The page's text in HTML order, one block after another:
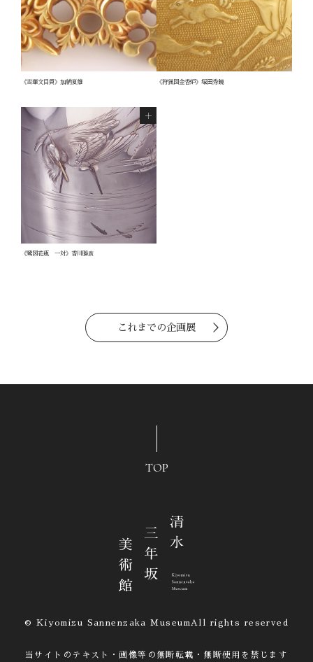
《雪華文目貫》加納夏雄 《狩猟図金香炉》塚田秀鏡
《鷺図花瓶 一対》香川勝廣
これまでの企画展
TOP
© Kiyomizu Sannenzaka Museum All rights reserved
当サイトのテキスト・画像等の無断転載・無断使用を禁じます